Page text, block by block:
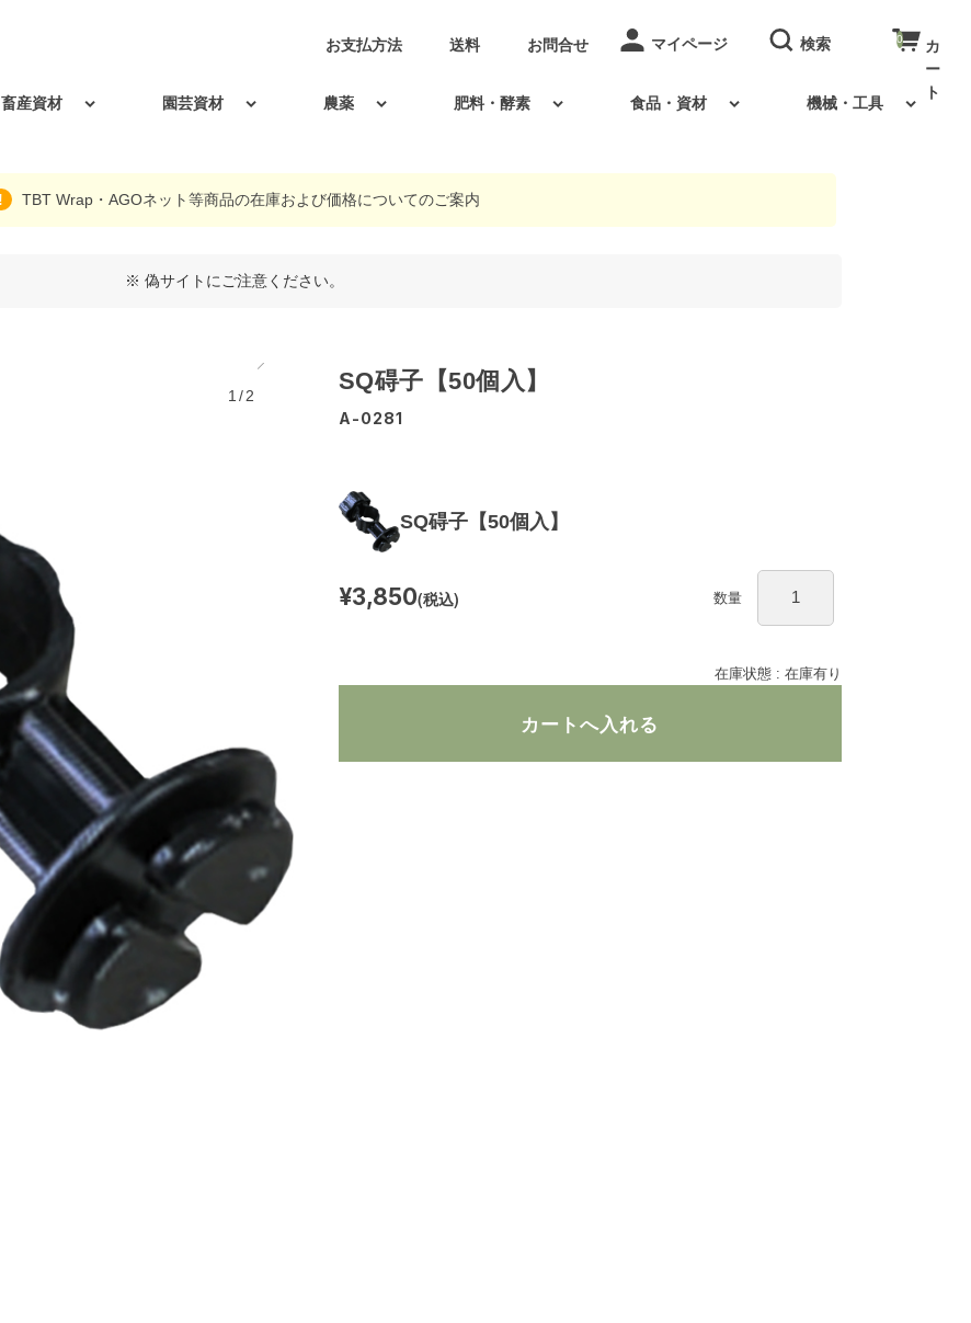
畜産資材 園芸資材 農薬 肥料・酵素 食品・資材 機械・工具
お支払方法 送料 お問合せ 0
TBT Wrap・AGOネット等商品の在庫および価格についてのご案内
※ 偽サイトにご注意ください。
1/2
SQ碍子【50個入】
A-0281
SQ碍子【50個入】
在庫状態 : 在庫有り
¥3,850(税込) 数量